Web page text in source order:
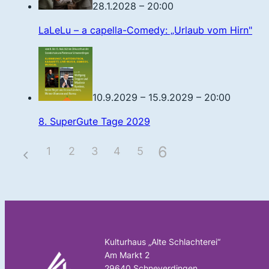
28.1.2028 – 20:00
LaLeLu – a capella-Comedy: „Urlaub vom Hirn"
10.9.2029 – 15.9.2029 – 20:00
8. SuperGute Tage 2029
1 2 3 4 5 6
Kulturhaus „Alte Schlachterei“
Am Markt 2